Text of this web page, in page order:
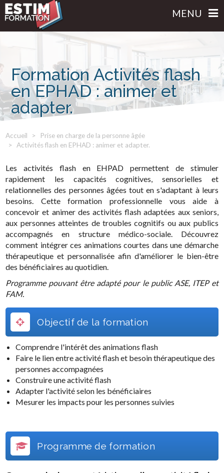
MENU
Formation Activités flash
en EPHAD : animer et
adapter.
Accueil
Prise en charge de la personne âgée
Activités flash en EPHAD : animer et adapter.
Les activités flash en EHPAD permettent de stimuler
rapidement les capacités cognitives, sensorielles et
relationnelles des personnes âgées tout en s'adaptant à leurs
besoins. Cette formation professionnelle vous aide à
concevoir et animer des activités flash adaptées aux seniors,
aux personnes atteintes de troubles cognitifs ou aux publics
accompagnés en structure médico-sociale. Découvrez
comment intégrer ces animations courtes dans une démarche
thérapeutique et personnalisée afin d'améliorer le bien-être
des bénéficiaires au quotidien.
Programme pouvant être adapté pour le public ASE, ITEP et
FAM.
Objectif de la formation
Comprendre l'intérêt des animations flash
Faire le lien entre activité flash et besoin thérapeutique des
personnes accompagnées
Construire une activité flash
Adapter l'activité selon les bénéficiaires
Mesurer les impacts pour les personnes suivies
Programme de formation